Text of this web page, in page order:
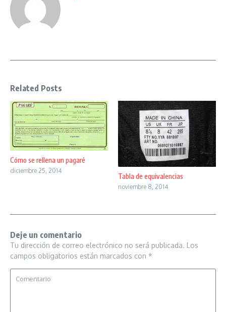
Related Posts
Cómo se rellena un pagaré
diciembre 25, 2014
Tabla de equivalencias
noviembre 8, 2014
Deje un comentario
Tu dirección de correo electrónico no será publicada. Los
campos obligatorios están marcados con *